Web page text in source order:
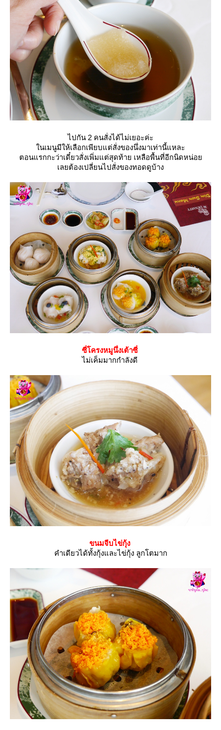
ไปกัน 2 คนสั่งได้ไม่เยอะค่ะ
นเมนูมีให้เลือกเพียบแต่สั่งของนึ่งมาเท่านี้แหละ
ตอนแรกกะว่าเดี๋ยวสั่งเพิ่มแต่สุดท้าย เหลือพื้นที่อีกนิดหน่อ
เลยต้องเปลี่ยนไปสั่งของทอดดูบ้าง
ซี่โครงหมูนึ่งเต้าซี่
ไม่เค็มมากกำลังดี
ขนมจีบไข่กุ้ง
คำเดียวได้ทั้งกุ้งและไข่กุ้ง ลูกโตมาก